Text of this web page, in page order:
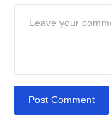
Post Comment